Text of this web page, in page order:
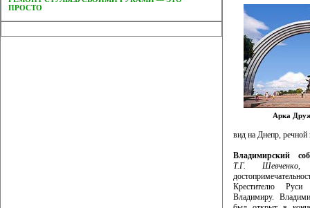
ПРОСТО
Арка
вид на Днепр, речной
Владимирский
Т.Г.
Крестителю
Владимиру.